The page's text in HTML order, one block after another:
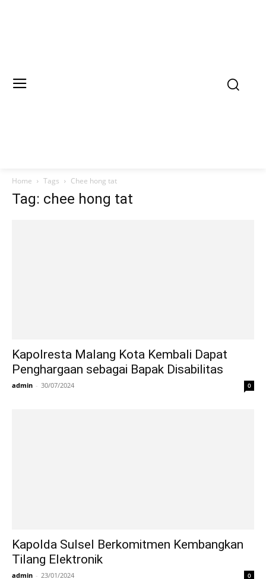
Home Tags Chee hong tat
Tag: chee hong tat
Kapolresta Malang Kota Kembali Dapat
Penghargaan sebagai Bapak Disabilitas
admin - 30/07/2024 0
Kapolda Sulsel Berkomitmen Kembangkan
Tilang Elektronik
admin - 23/01/2024 0